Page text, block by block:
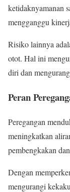
ketidaknyamanan
mengganggu
Risiko lainnya
otot. Hal ini
diri dan
Peran
Peregangan
meningkatkan
pembengkakan
Dengan
mengurangi